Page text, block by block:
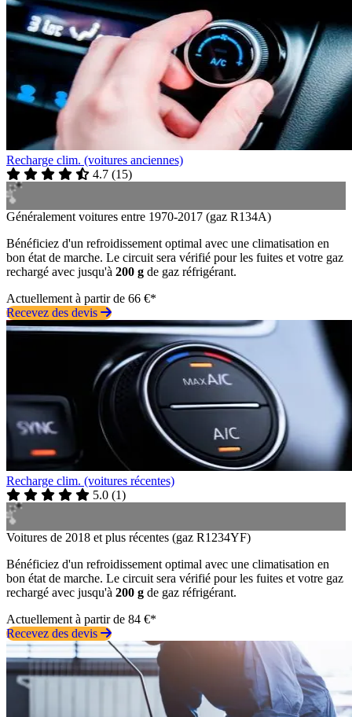
Recharge clim. (voitures anciennes)
4.7 (15)
Généralement voitures entre 1970-2017 (gaz R134A)
Bénéficiez d'un refroidissement optimal avec une climatisation en
bon état de marche. Le circuit sera vérifié pour les fuites et votre gaz
rechargé avec jusqu'à 200 g de gaz réfrigérant.
Actuellement à partir de 66 €*
Recevez des devis
Recharge clim. (voitures récentes)
5.0 (1)
Voitures de 2018 et plus récentes (gaz R1234YF)
Bénéficiez d'un refroidissement optimal avec une climatisation en
bon état de marche. Le circuit sera vérifié pour les fuites et votre gaz
rechargé avec jusqu'à 200 g de gaz réfrigérant.
Actuellement à partir de 84 €*
Recevez des devis